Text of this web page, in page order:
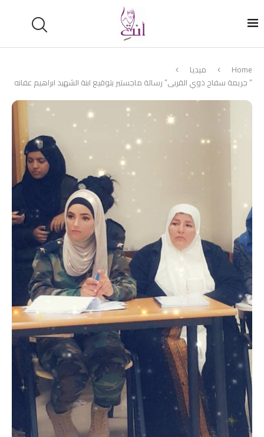
Home
ميديا
” جريمة سفاح ذوي القربى” رسالة ماجستير بتوقيع ابنة الشهيد ابراهيم عفانه